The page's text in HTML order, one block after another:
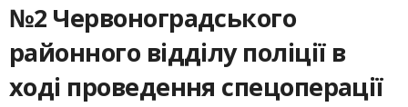
№2 Червоноградського
районного відділу поліції в
ході проведення спецоперації